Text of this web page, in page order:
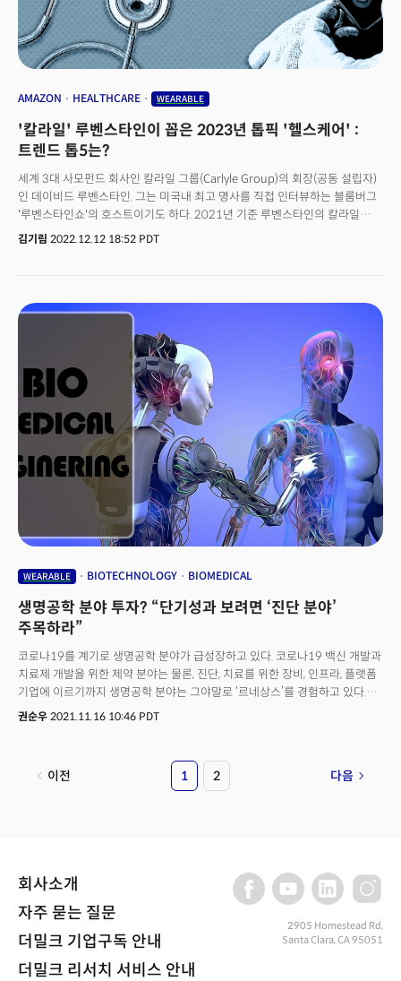
제공한다.HLTH2023에는 전 세계 150개 이상의 국가에서 온 약 3만 명이
참가했다. 100여 개의 세션과 워크숍, 그리고 1000개 이상의 전시 부스를
마련, 최신 의료 기술과 솔루션이 소개됐다. 또 다양한 전문가 네트워킹을 통해
새로운 비즈니스 기회를 창출하는 자리도 마련됐다.다양한 이해관계자들이
기업들은 물론, 스타트업에 이르기까지 AI를 헬스케어 분야에 접목하려는
정리했다.
AMAZON HEALTHCARE WEARABLE
'칼라일' 루벤스타인이 꼽은 2023년 톱픽 '헬스케어' :
트렌드 톱5는?
세계 3대 사모펀드 회사인 칼라일 그룹(Carlyle Group)의 회장(공동 설립자)
인 데이비드 루벤스타인. 그는 미국내 최고 명사를 직접 인터뷰하는 블룸버그
'루벤스타인쇼'의 호스트이기도 하다. 2021년 기준 루벤스타인의 칼라일
그룹은 약 2930억달러 (348조원) 규모의 자산을 운용중이다. 루벤스타인도
모았으며 최근엔 '어떻게 투자할 것인가?(How to invest)'를 펴내기도 했다.
루벤스타인이 2023년 이후 가장 유망한 투자처로 꼽은 영역은 어디일까?
바로 '헬스케어'다. 그는 "70년대 후반 백악관에서 일하던 당시 미국 GDP의
7~8%가 헬스케어 분야였는데 오늘날에는 약 20%로 증가했다"며 "사람들은
돈을 쓰면 더 나은 치료를 받을 수 있고, 오래 살 수 있다는 것을 깨달았다. 현재
칼리일에서는 미국뿐 아니라 전 세계 의료 분야에 막대한 투자금액을
투자하고 있다"고 밝혔다. 루벤스타인은 좋은 투자기회를 '헬스케어'에서
발견할 수 있다고 했다. 2020년부터 2022년은 헬스케어 산업에 의미있는
시간이었다. 코로나19 바이러스로 인해 대면활동이 줄어들며 원격의료가
각광받기 시작했고, 각종 스마트 의료 장치, 지능형 의료 솔루션에 대한 관심이
높아지기 시작했다. 헬스케어 분야의 디지털화가 본격화되며, 2020년 디지털
헬스 기업에 투자된 투자금은 2019년에 비해 2배 증가했고, 2021년엔
건강관리 앱 눔(Noom)이 6000억원의 투자유치에 성공하며 신기록을
세웠다. 코로나19로 사람들이 집에서 다양한 가상 케어 서비스를 이용하고,
것으로 보인다. 2023년에도 헬스케어에 대한 관심은 계속될 것으로 보인다.
저널리스트 버나드 마르(Bernard Marr)가 오는 2023년 헬스케어 분야의
가장 중요한 트렌드 5개를 정리했다.
김기림 2022.12.12 18:52 PDT
WEARABLE BIOTECHNOLOGY BIOMEDICAL
생명공학 분야 투자? “단기성과 보려면 ‘진단 분야’
주목하라”
코로나19를 계기로 생명공학 분야가 급성장하고 있다. 코로나19 백신 개발과
치료제 개발을 위한 제약 분야는 물론, 진단, 치료를 위한 장비, 인프라, 플랫폼
기업에 이르기까지 생명공학 분야는 그야말로 ‘르네상스’를 경험하고 있다.
이런 변화는 기업들의 최근 행보에서도 찾아볼 수 있다. 존슨앤드존슨, 머크,
빠르게 성장하면서 함께 주목받는 분야가 있다. 바이오메디컬엔지니어링, 즉
생명의공학(Biomedical engineering) 분야다. 의공학은 의학과 공학, 그리고
권순우 2021.11.16 10:46 PDT
이전 1 2 다음
회사소개
자주 묻는 질문
더밀크 기업구독 안내
더밀크 리서치 서비스 안내
2905 Homestead Rd,
Santa Clara, CA 95051